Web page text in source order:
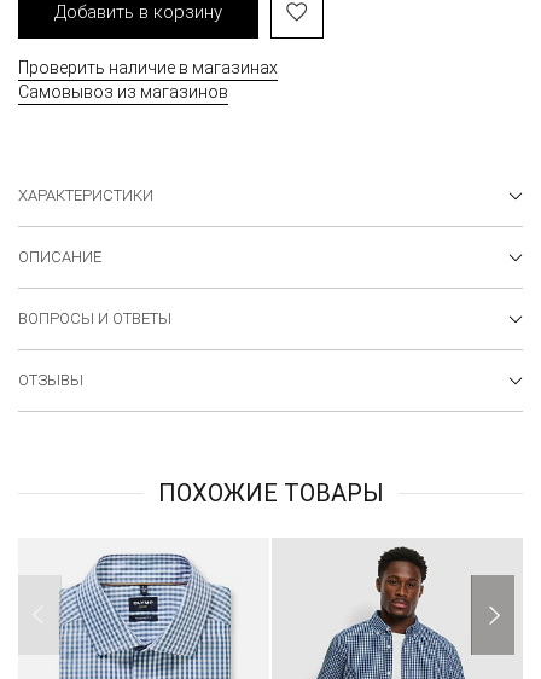
Добавить в корзину
Проверить наличие в магазинах
Самовывоз из магазинов
ХАРАКТЕРИСТИКИ
ОПИСАНИЕ
ВОПРОСЫ И ОТВЕТЫ
ОТЗЫВЫ
ПОХОЖИЕ ТОВАРЫ